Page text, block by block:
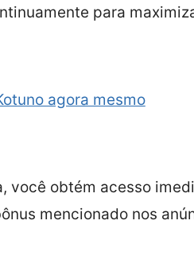
para
agora mesmo
você obtém acesso
mencionado nos